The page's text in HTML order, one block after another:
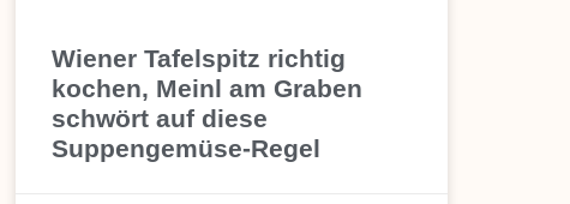
Wiener Tafelspitz richtig
kochen, Meinl am Graben
schwört auf diese
Suppengemüse-Regel